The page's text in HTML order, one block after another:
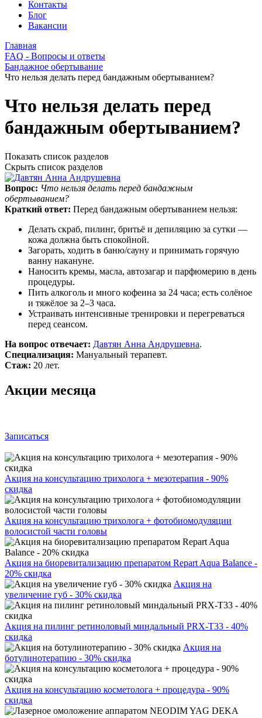
Контакты
Блог
Вакансии
Главная
FAQ - Вопросы и ответы
Бандажное обертывание
Что нельзя делать перед бандажным обертыванием?
Что нельзя делать перед
бандажным обертыванием?
Показать список разделов
Скрыть список разделов
Вопрос: Что нельзя делать перед бандажным
обертыванием?
Краткий ответ: Перед бандажным обертыванием нельзя:
Делать скраб, пилинг, бритьё и депиляцию за сутки —
кожа должна быть спокойной.
Загорать, ходить в баню/сауну и принимать горячую
ванну накануне.
Наносить кремы, масла, автозагар и парфюмерию в день
процедуры.
Пить алкоголь и много кофеина за 24 часа; есть солёное
и тяжёлое за 2–3 часа.
Устраивать интенсивные тренировки и перегреваться
перед сеансом.
На вопрос отвечает: Давтян Анна Андрушевна.
Специализация: Мануальный терапевт.
Стаж: 20 лет.
Акции месяца
Записаться
Акция на консультацию трихолога + мезотерапия - 90%
скидка
Акция на консультацию трихолога + фотобиомодуляции
волосистой части головы
Акция на биоревитализацию препаратом Repart Aqua Balance -
20% скидка
Акция на
увеличение губ - 30% скидка
Акция на пилинг ретиноловый миндальный PRX-T33 - 40%
скидка
Акция на
ботулинотерапию - 30% скидка
Акция на консультацию косметолога + процедура - 90%
скидка